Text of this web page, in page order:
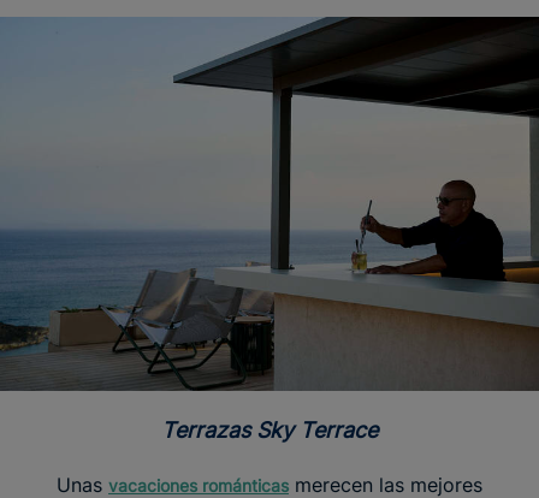
Terrazas Sky Terrace
Unas vacaciones románticas merecen las mejores